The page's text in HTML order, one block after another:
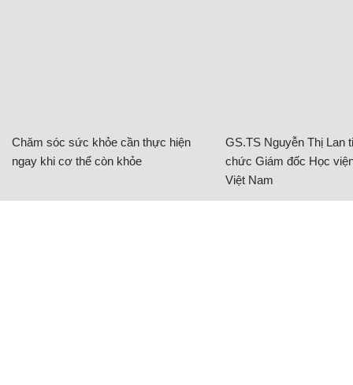
Chăm sóc sức khỏe cần thực hiện
ngay khi cơ thể còn khỏe
GS.TS Nguyễn Thị Lan
chức Giám đốc Học
Việt Nam